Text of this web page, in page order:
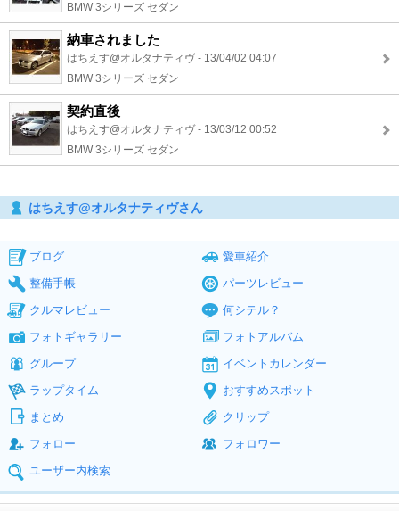
BMW 3シリーズ セダン
納車されました
はちえす@オルタナティヴ - 13/04/02 04:07
BMW 3シリーズ セダン
契約直後
はちえす@オルタナティヴ - 13/03/12 00:52
BMW 3シリーズ セダン
はちえす@オルタナティヴさん
ブログ
愛車紹介
整備手帳
パーツレビュー
クルマレビュー
何シテル？
フォトギャラリー
フォトアルバム
グループ
イベントカレンダー
ラップタイム
おすすめスポット
まとめ
クリップ
フォロー
フォロワー
ユーザー内検索